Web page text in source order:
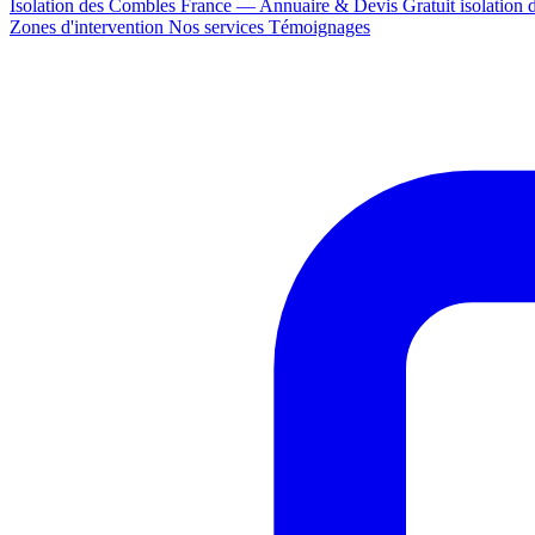
Isolation des Combles France — Annuaire & Devis Gratuit isolation
Zones d'intervention Nos services Témoignages